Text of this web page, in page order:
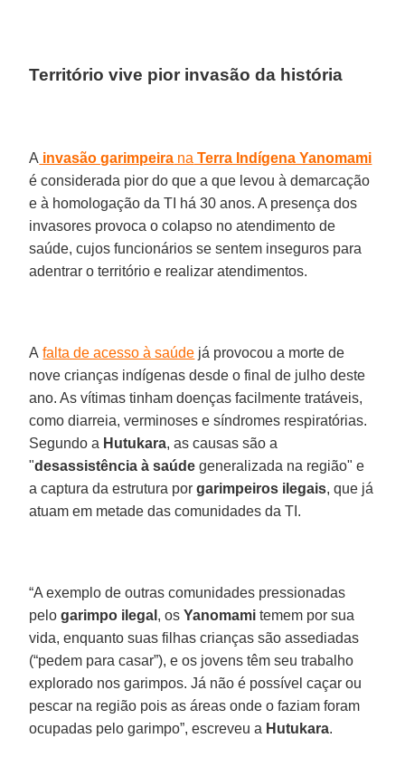
Território vive pior invasão da história
A invasão garimpeira na Terra Indígena Yanomami
é considerada pior do que a que levou à demarcação
e à homologação da TI há 30 anos. A presença dos
invasores provoca o colapso no atendimento de
saúde, cujos funcionários se sentem inseguros para
adentrar o território e realizar atendimentos.
A falta de acesso à saúde já provocou a morte de
nove crianças indígenas desde o final de julho deste
ano. As vítimas tinham doenças facilmente tratáveis,
como diarreia, verminoses e síndromes respiratórias.
Segundo a Hutukara, as causas são a
"desassistência à saúde generalizada na região" e
a captura da estrutura porgarimpeiros ilegais, que já
atuam em metade das comunidades da TI.
“A exemplo de outras comunidades pressionadas
pelogarimpo ilegal , osYanomami temem por sua
vida, enquanto suas filhas crianças são assediadas
(“pedem para casar”), e os jovens têm seu trabalho
explorado nos garimpos. Já não é possível caçar ou
pescar na região pois as áreas onde o faziam foram
ocupadas pelo garimpo”, escreveu a Hutukara.